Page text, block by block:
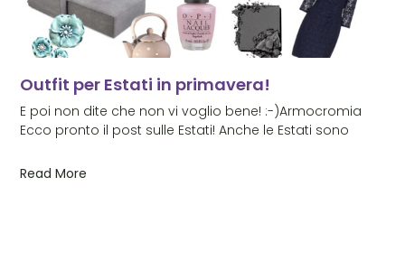
Outfit per Estati in primavera!
E poi non dite che non vi voglio bene! :-)Armocromia
Ecco pronto il post sulle Estati! Anche le Estati sono
Read More